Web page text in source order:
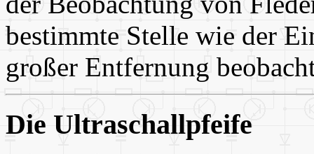
bestimmte Stelle wie der
großer Entfernung
Die Ultraschallpfeife